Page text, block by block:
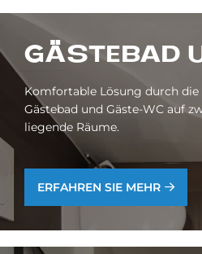
GÄ­STE­BAD
Komfortable Lösung durch
Gästebad und Gäste-WC auf
liegende Räume.
ERFAHREN SIE MEHR